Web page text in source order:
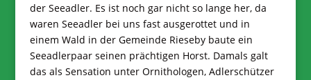
der Seeadler. Es ist noch gar nicht so lange her, da
waren Seeadler bei uns fast ausgerottet und in
einem Wald in der Gemeinde Rieseby baute ein
Seeadlerpaar seinen prächtigen Horst. Damals galt
das als Sensation unter Ornithologen, Adlerschützer